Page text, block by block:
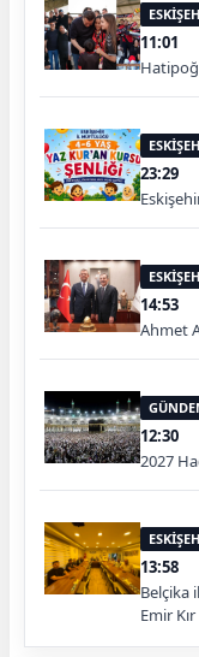
11:01
23:29
14:53
Ahmet
12:30
2027
13:58
Belçika
Emir